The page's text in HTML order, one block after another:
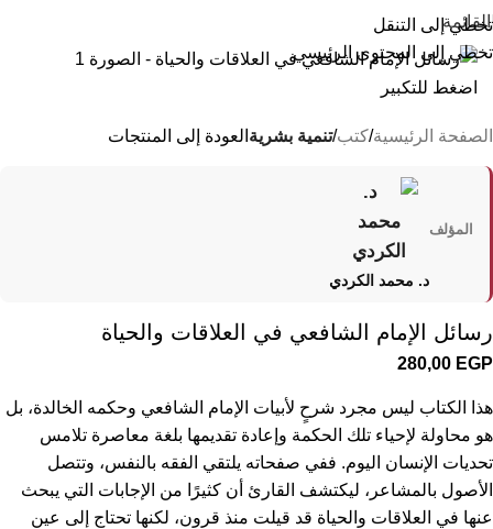
تخطي إلى التنقل
تخطي إلى المحتوى الرئيسي
القائمة
اضغط للتكبير
الصفحة الرئيسية كتب تنمية بشرية العودة إلى المنتجات
المؤلف
د. محمد الكردي
رسائل الإمام الشافعي في العلاقات والحياة
280,00 EGP
هذا الكتاب ليس مجرد شرحٍ لأبيات الإمام الشافعي وحكمه الخالدة، بل
هو محاولة لإحياء تلك الحكمة وإعادة تقديمها بلغة معاصرة تلامس
تحديات الإنسان اليوم. ففي صفحاته يلتقي الفقه بالنفس، وتتصل
الأصول بالمشاعر، ليكتشف القارئ أن كثيرًا من الإجابات التي يبحث
عنها في العلاقات والحياة قد قيلت منذ قرون، لكنها تحتاج إلى عين